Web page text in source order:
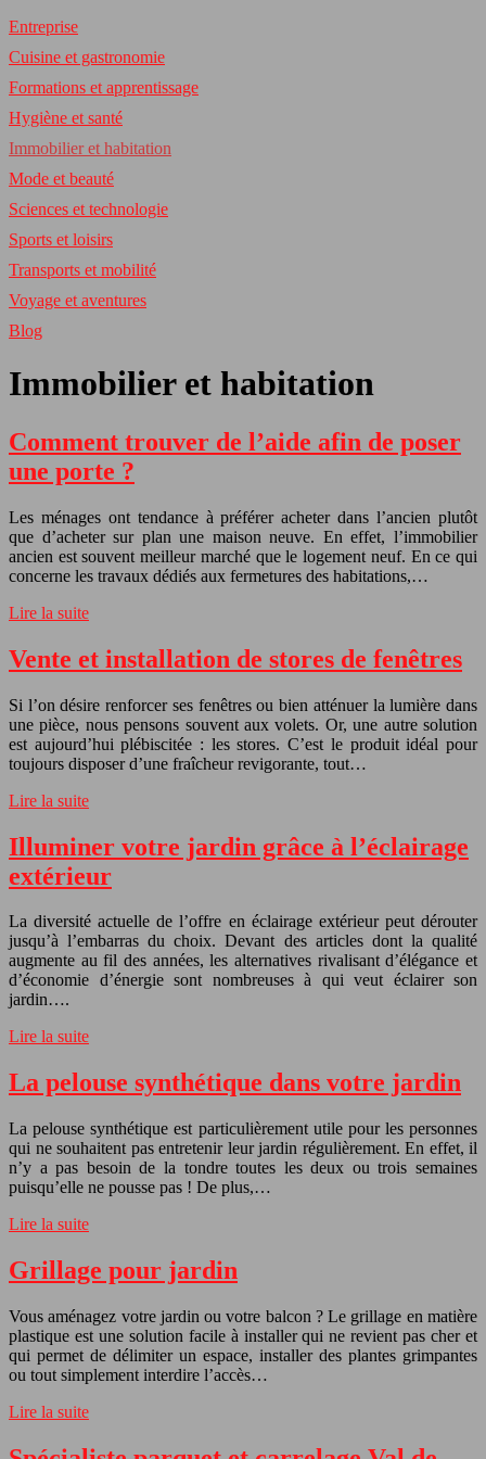
Entreprise
Cuisine et gastronomie
Formations et apprentissage
Hygiène et santé
Immobilier et habitation
Mode et beauté
Sciences et technologie
Sports et loisirs
Transports et mobilité
Voyage et aventures
Blog
Immobilier et habitation
Comment trouver de l’aide afin de poser
une porte ?
Les ménages ont tendance à préférer acheter dans l’ancien plutôt
que d’acheter sur plan une maison neuve. En effet, l’immobilier
ancien est souvent meilleur marché que le logement neuf. En ce qui
concerne les travaux dédiés aux fermetures des habitations,…
Lire la suite
Vente et installation de stores de fenêtres
Si l’on désire renforcer ses fenêtres ou bien atténuer la lumière dans
une pièce, nous pensons souvent aux volets. Or, une autre solution
est aujourd’hui plébiscitée : les stores. C’est le produit idéal pour
toujours disposer d’une fraîcheur revigorante, tout…
Lire la suite
Illuminer votre jardin grâce à l’éclairage
extérieur
La diversité actuelle de l’offre en éclairage extérieur peut dérouter
jusqu’à l’embarras du choix. Devant des articles dont la qualité
augmente au fil des années, les alternatives rivalisant d’élégance et
d’économie d’énergie sont nombreuses à qui veut éclairer son
jardin….
Lire la suite
La pelouse synthétique dans votre jardin
La pelouse synthétique est particulièrement utile pour les personnes
qui ne souhaitent pas entretenir leur jardin régulièrement. En effet, il
n’y a pas besoin de la tondre toutes les deux ou trois semaines
puisqu’elle ne pousse pas ! De plus,…
Lire la suite
Grillage pour jardin
Vous aménagez votre jardin ou votre balcon ? Le grillage en matière
plastique est une solution facile à installer qui ne revient pas cher et
qui permet de délimiter un espace, installer des plantes grimpantes
ou tout simplement interdire l’accès…
Lire la suite